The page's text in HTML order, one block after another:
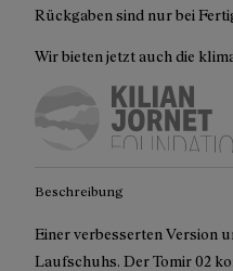
Rückgaben sind nur bei
Wir bieten jetzt auch die
Beschreibung
Einer verbesserten Version
Laufschuhs. Der Tomir 02